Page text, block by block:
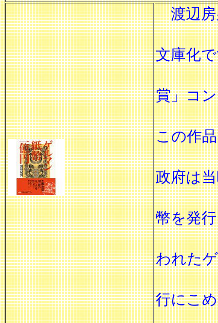
渡辺房
２０
文庫化
１９９
賞」コ
文学
この作
維新
政府は
俗に
幣を発
印刷技
われた
しかし
行にこ